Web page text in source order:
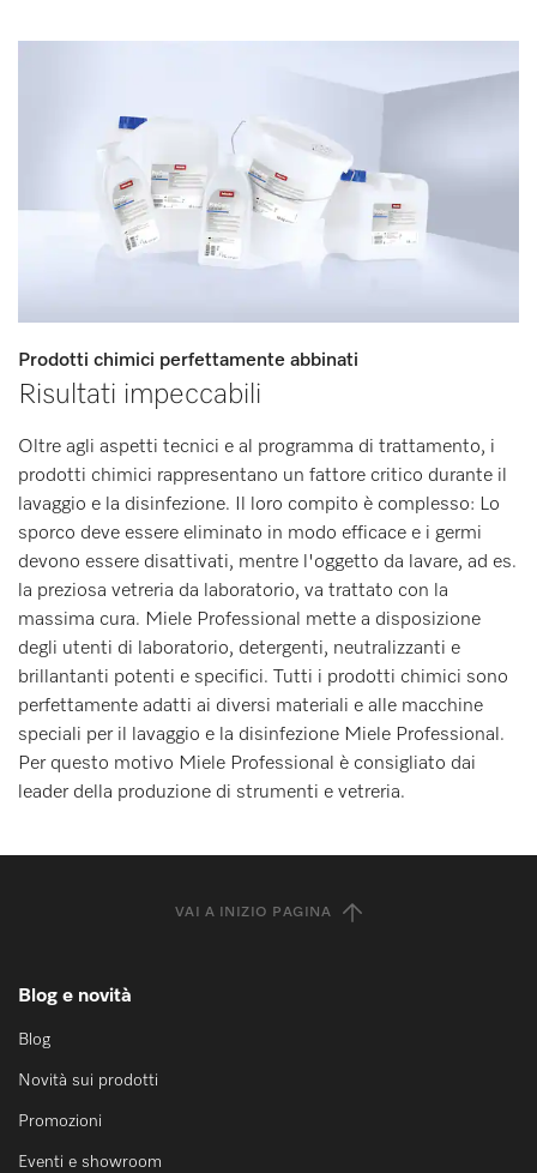
Prodotti chimici perfettamente abbinati
Risultati impeccabili
Oltre agli aspetti tecnici e al programma di trattamento, i
prodotti chimici rappresentano un fattore critico durante il
lavaggio e la disinfezione. Il loro compito è complesso: Lo
sporco deve essere eliminato in modo efficace e i germi
devono essere disattivati, mentre l'oggetto da lavare, ad es.
la preziosa vetreria da laboratorio, va trattato con la
massima cura. Miele Professional mette a disposizione
degli utenti di laboratorio, detergenti, neutralizzanti e
brillantanti potenti e specifici. Tutti i prodotti chimici sono
perfettamente adatti ai diversi materiali e alle macchine
speciali per il lavaggio e la disinfezione Miele Professional.
Per questo motivo Miele Professional è consigliato dai
leader della produzione di strumenti e vetreria.
VAI A INIZIO PAGINA
Blog e novità
Blog
Novità sui prodotti
Promozioni
Eventi e showroom